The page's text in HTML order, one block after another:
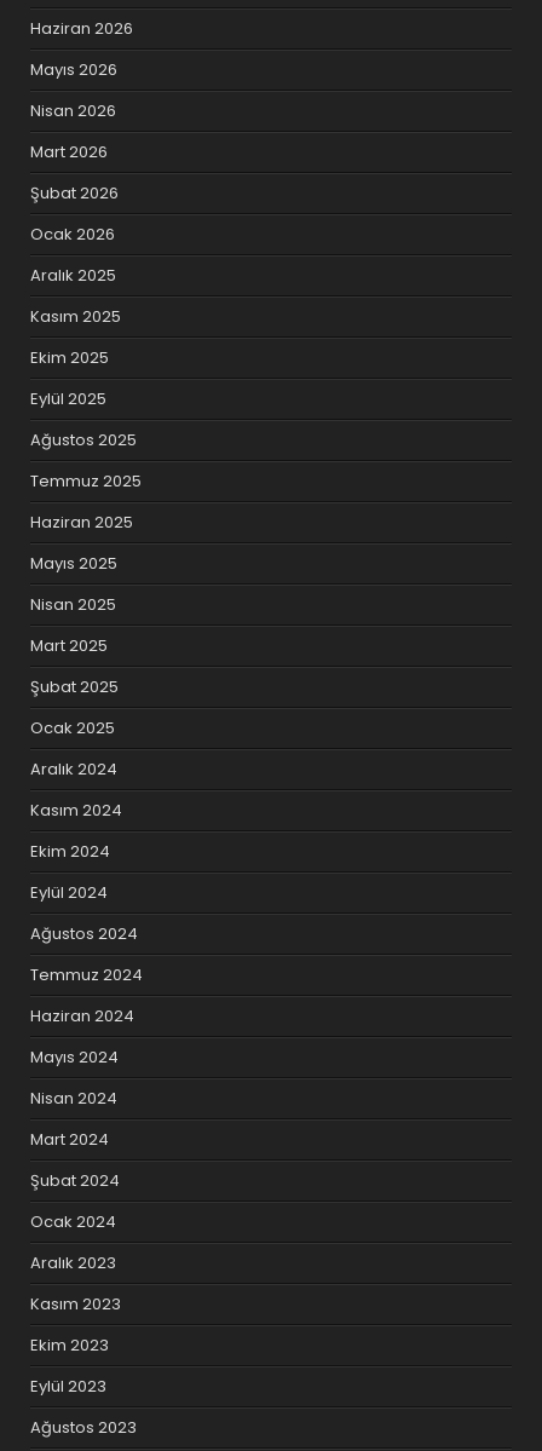
Haziran 2026
Mayıs 2026
Nisan 2026
Mart 2026
Şubat 2026
Ocak 2026
Aralık 2025
Kasım 2025
Ekim 2025
Eylül 2025
Ağustos 2025
Temmuz 2025
Haziran 2025
Mayıs 2025
Nisan 2025
Mart 2025
Şubat 2025
Ocak 2025
Aralık 2024
Kasım 2024
Ekim 2024
Eylül 2024
Ağustos 2024
Temmuz 2024
Haziran 2024
Mayıs 2024
Nisan 2024
Mart 2024
Şubat 2024
Ocak 2024
Aralık 2023
Kasım 2023
Ekim 2023
Eylül 2023
Ağustos 2023